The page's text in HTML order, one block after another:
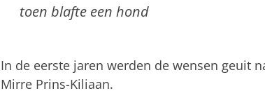
toen blafte een hond
In de eerste jaren werden de wensen geuit
Mirre Prins-Kiliaan.